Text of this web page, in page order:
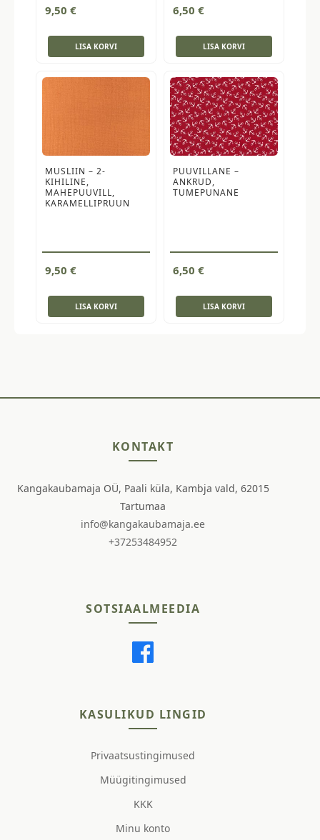
9,50 €
LISA KORVI
6,50 €
LISA KORVI
MUSLIIN – 2-
KIHILINE,
MAHEPUUVILL,
KARAMELLIPRUUN
9,50 €
LISA KORVI
PUUVILLANE –
ANKRUD,
TUMEPUNANE
6,50 €
LISA KORVI
KONTAKT
Kangakaubamaja OÜ, Paali küla, Kambja vald, 62015
Tartumaa
info@kangakaubamaja.ee
+37253484952
SOTSIAALMEEDIA
KASULIKUD LINGID
Privaatsustingimused
Müügitingimused
KKK
Minu konto